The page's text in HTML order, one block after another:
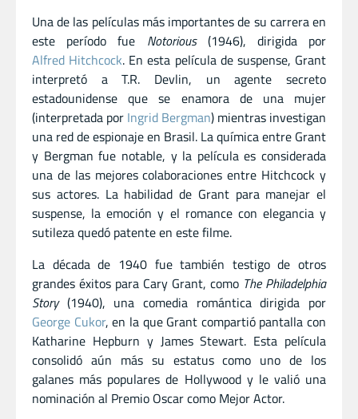
Una de las películas más importantes de su carrera en
este período fue Notorious(1946), dirigida por
Alfred Hitchcock. En esta película de suspense, Grant
interpretó a T.R. Devlin, un agente secreto
estadounidense que se enamora de una mujer
(interpretada por Ingrid Bergman) mientras investigan
una red de espionaje en Brasil. La química entre Grant
y Bergman fue notable, y la película es considerada
una de las mejores colaboraciones entre Hitchcock y
sus actores. La habilidad de Grant para manejar el
suspense, la emoción y el romance con elegancia y
sutileza quedó patente en este filme.
La década de 1940 fue también testigo de otros
grandes éxitos para Cary Grant, como The Philadelphia
Story(1940), una comedia romántica dirigida por
George Cukor, en la que Grant compartió pantalla con
Katharine Hepburn y James Stewart. Esta película
consolidó aún más su estatus como uno de los
galanes más populares de Hollywood y le valió una
nominación al Premio Oscar como Mejor Actor.